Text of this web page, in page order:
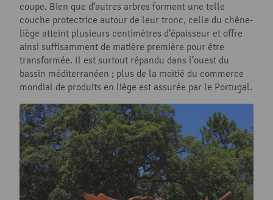
coupe. Bien que d’autres arbres forment une telle
couche protectrice autour de leur tronc, celle du chêne-
liège atteint plusieurs centimètres d’épaisseur et offre
ainsi suffisamment de matière première pour être
transformée. Il est surtout répandu dans l’ouest du
bassin méditerranéen ; plus de la moitié du commerce
mondial de produits en liège est assurée par le Portugal.